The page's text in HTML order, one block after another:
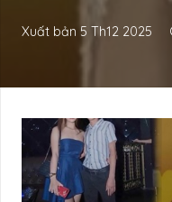
Xuất bản 5 Th12 2025